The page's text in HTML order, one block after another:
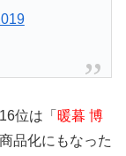
位は「 暖暮 博
品化にもなった